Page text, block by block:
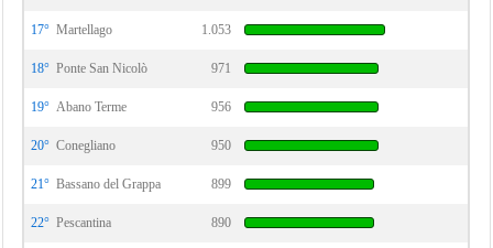
17° Martellago 1.053
18° Ponte San Nicolò 971
19° Abano Terme 956
20° Conegliano 950
21° Bassano del Grappa 899
22° Pescantina 890